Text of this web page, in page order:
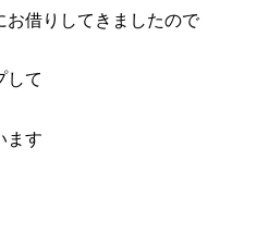
お借りしてきましたので
して
ます